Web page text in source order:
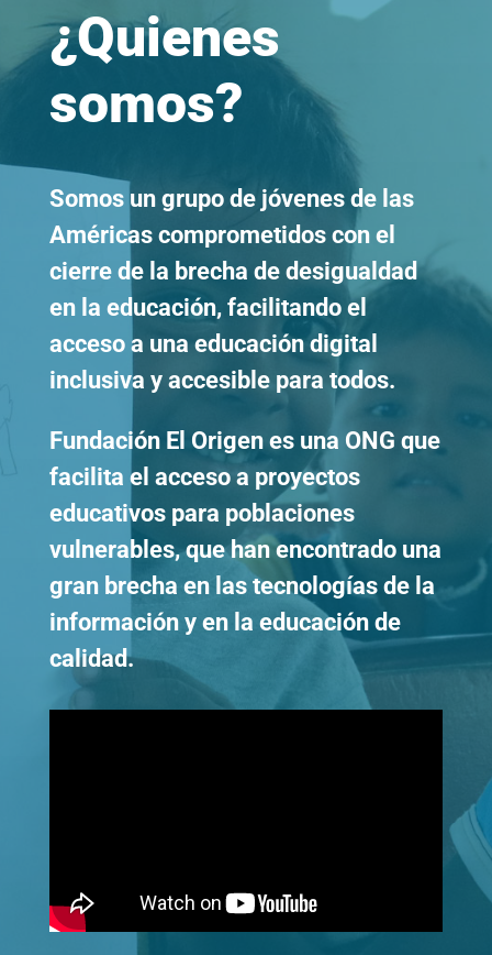
¿Quienes
somos?
Somos un grupo de jóvenes de las
Américas comprometidos con el
cierre de la brecha de desigualdad
en la educación, facilitando el
acceso a una educación digital
inclusiva y accesible para todos.
Fundación El Origen es una ONG que
facilita el acceso a proyectos
educativos para poblaciones
vulnerables, que han encontrado una
gran brecha en las tecnologías de la
información y en la educación de
calidad.